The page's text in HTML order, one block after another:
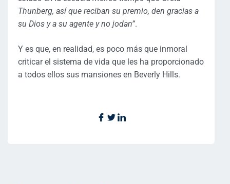
Thunberg, así que reciban su premio, den gracias a
su Dios y a su agente y no jodan”.
Y es que, en realidad, es poco más que inmoral
criticar el sistema de vida que les ha proporcionado
a todos ellos sus mansiones en Beverly Hills.